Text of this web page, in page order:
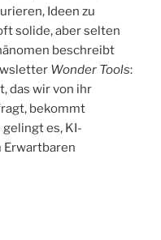
Ideen zu
solide, aber selten
beschreibt
Wonder Tools:
das wir von ihr
bekommt
es, KI-
Erwartbaren